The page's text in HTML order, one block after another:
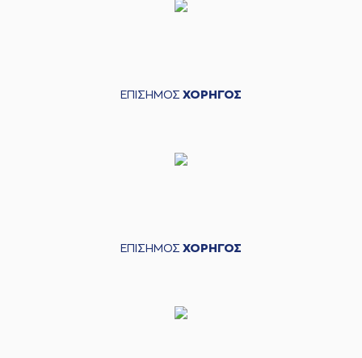
ΕΠΙΣΗΜΟΣ ΧΟΡΗΓΟΣ
ΕΠΙΣΗΜΟΣ ΧΟΡΗΓΟΣ